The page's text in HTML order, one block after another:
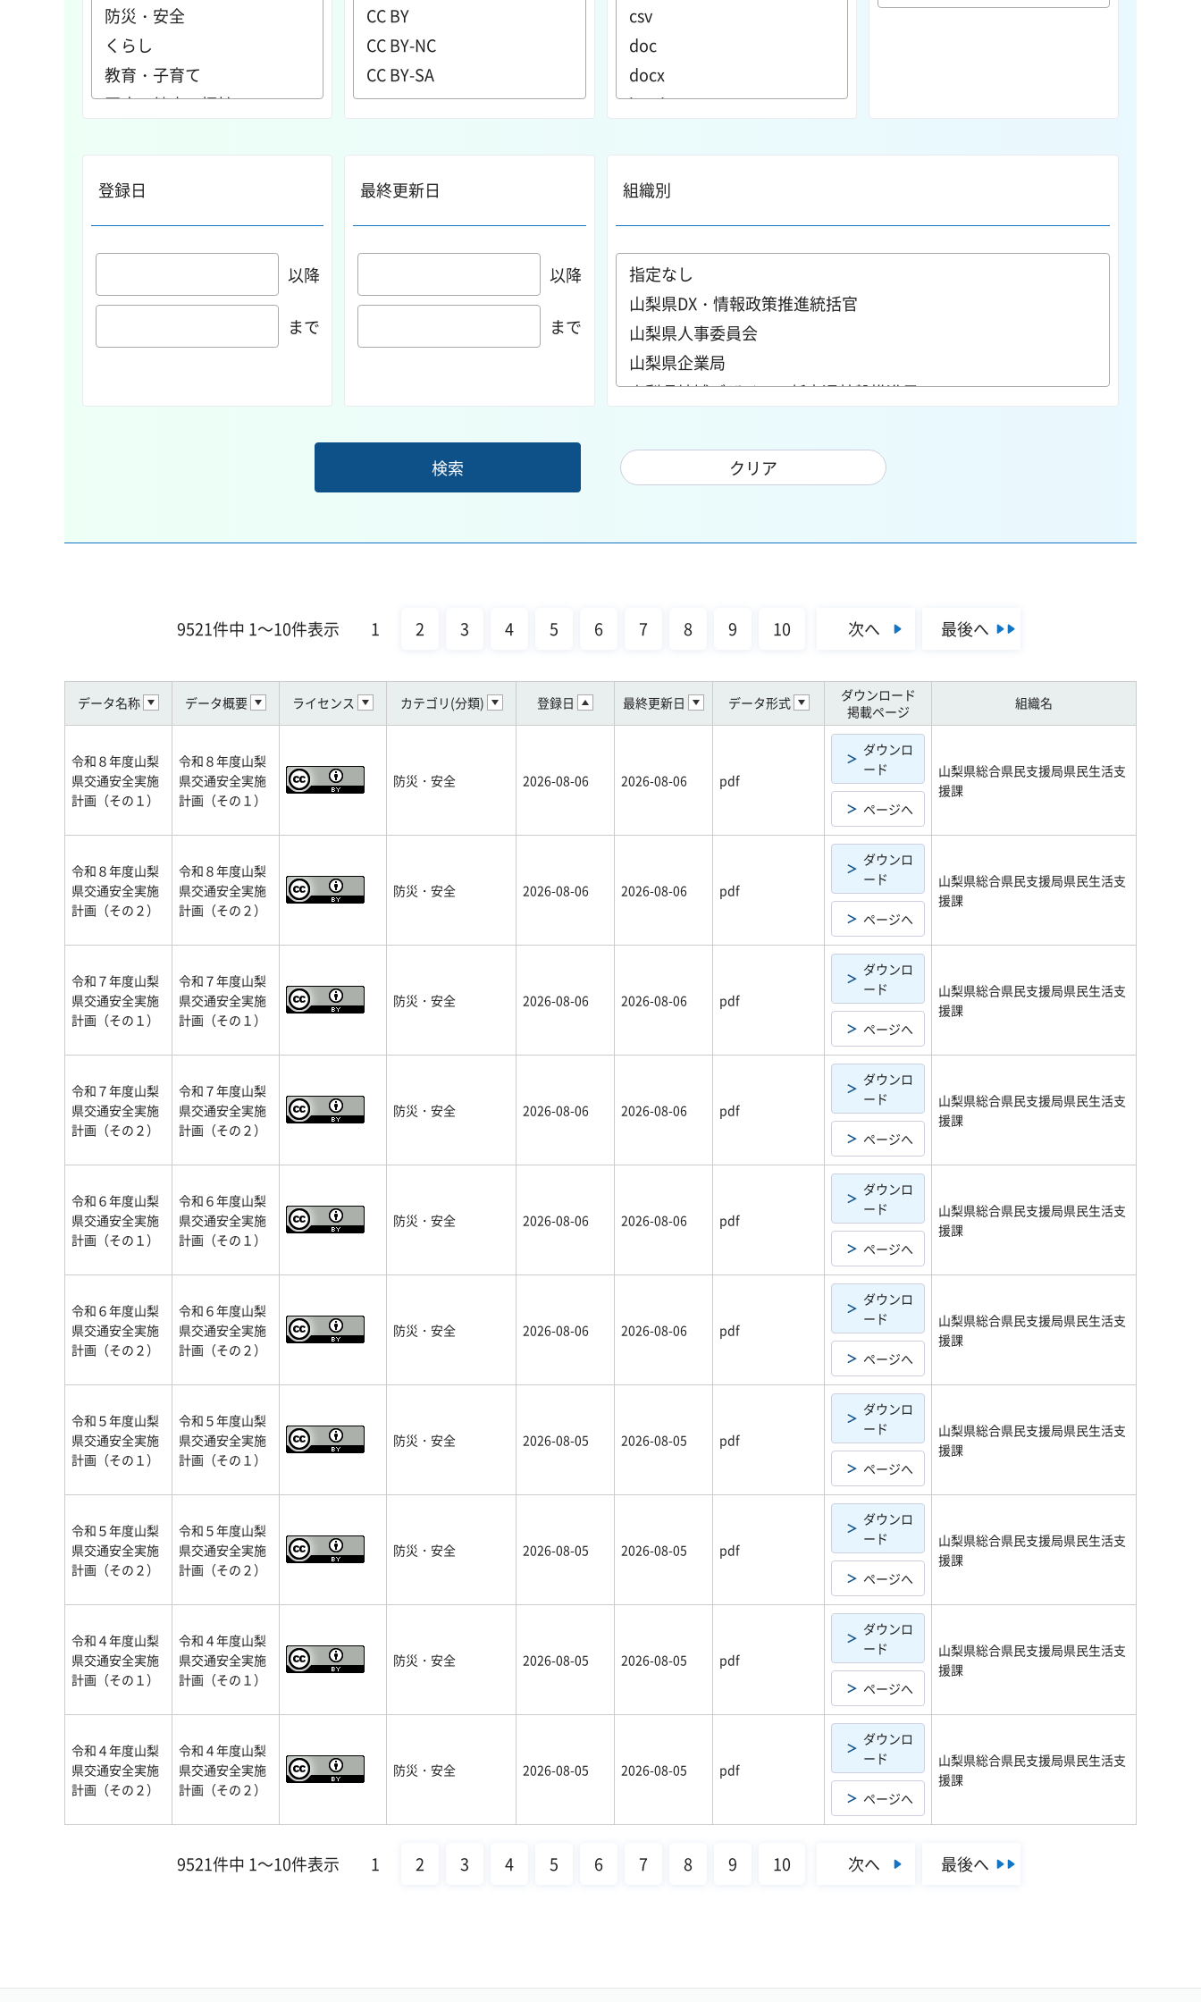
登録日
以降
まで
最終更新日
以降
まで
組織別
9521件中 1～10件表示 1 2 3 4 5 6 7 8 9 10 次へ 最後へ
データ名称 データ概要 ライセンス カテゴリ(分類) 登録日 最終更新日 データ形式
ダウンロード
掲載ページ
組織名
令和８年度山梨
県交通安全実施
計画（その１）
令和８年度山梨
県交通安全実施
計画（その１）
防災・安全 2026-08-06 2026-08-06 pdf
ダウンロ
ード
ページへ
山梨県総合県民支援局県民生活支
援課
令和８年度山梨
県交通安全実施
計画（その２）
令和８年度山梨
県交通安全実施
計画（その２）
防災・安全 2026-08-06 2026-08-06 pdf
ダウンロ
ード
ページへ
山梨県総合県民支援局県民生活支
援課
令和７年度山梨
県交通安全実施
計画（その１）
令和７年度山梨
県交通安全実施
計画（その１）
防災・安全 2026-08-06 2026-08-06 pdf
ダウンロ
ード
ページへ
山梨県総合県民支援局県民生活支
援課
令和７年度山梨
県交通安全実施
計画（その２）
令和７年度山梨
県交通安全実施
計画（その２）
防災・安全 2026-08-06 2026-08-06 pdf
ダウンロ
ード
ページへ
山梨県総合県民支援局県民生活支
援課
令和６年度山梨
県交通安全実施
計画（その１）
令和６年度山梨
県交通安全実施
計画（その１）
防災・安全 2026-08-06 2026-08-06 pdf
ダウンロ
ード
ページへ
山梨県総合県民支援局県民生活支
援課
令和６年度山梨
県交通安全実施
計画（その２）
令和６年度山梨
県交通安全実施
計画（その２）
防災・安全 2026-08-06 2026-08-06 pdf
ダウンロ
ード
ページへ
山梨県総合県民支援局県民生活支
援課
令和５年度山梨
県交通安全実施
計画（その１）
令和５年度山梨
県交通安全実施
計画（その１）
防災・安全 2026-08-05 2026-08-05 pdf
ダウンロ
ード
ページへ
山梨県総合県民支援局県民生活支
援課
令和５年度山梨
県交通安全実施
計画（その２）
令和５年度山梨
県交通安全実施
計画（その２）
防災・安全 2026-08-05 2026-08-05 pdf
ダウンロ
ード
ページへ
山梨県総合県民支援局県民生活支
援課
令和４年度山梨
県交通安全実施
計画（その１）
令和４年度山梨
県交通安全実施
計画（その１）
防災・安全 2026-08-05 2026-08-05 pdf
ダウンロ
ード
ページへ
山梨県総合県民支援局県民生活支
援課
令和４年度山梨
県交通安全実施
計画（その２）
令和４年度山梨
県交通安全実施
計画（その２）
防災・安全 2026-08-05 2026-08-05 pdf
ダウンロ
ード
ページへ
山梨県総合県民支援局県民生活支
援課
9521件中 1～10件表示 1 2 3 4 5 6 7 8 9 10 次へ 最後へ